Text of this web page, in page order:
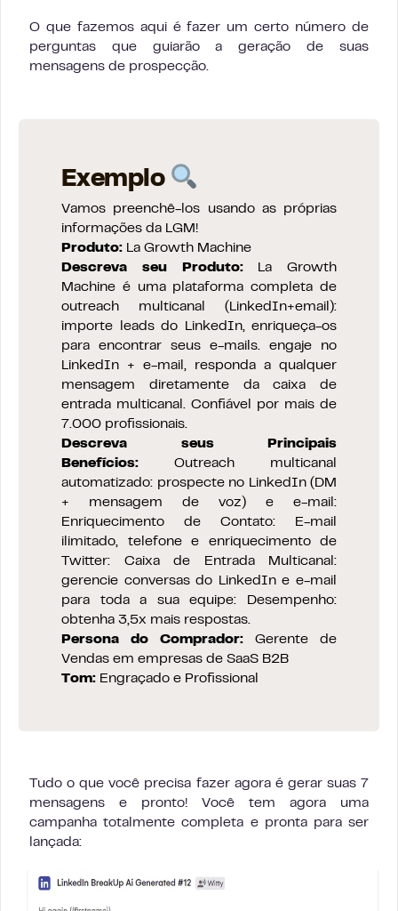
O que fazemos aqui é fazer um certo número de
perguntas que guiarão a geração de suas
mensagens de prospecção.
Exemplo
Vamos preenchê-los usando as próprias
informações da LGM!
Produto: La Growth Machine
Descreva seu Produto:
La Growth
Machine é uma plataforma completa de
outreach multicanal (LinkedIn+email):
importe leads do LinkedIn, enriqueça-os
para encontrar seus e-mails. engaje no
LinkedIn + e-mail, responda a qualquer
mensagem diretamente da caixa de
entrada multicanal. Confiável por mais de
7.000 profissionais.
Descreva seus Principais
Benefícios: Outreach multicanal
automatizado: prospecte no LinkedIn (DM
+ mensagem de voz) e e-mail:
Enriquecimento de Contato: E-mail
ilimitado, telefone e enriquecimento de
Twitter: Caixa de Entrada Multicanal:
gerencie conversas do LinkedIn e e-mail
para toda a sua equipe: Desempenho:
obtenha 3,5x mais respostas.
Persona do Comprador: Gerente de
Vendas em empresas de SaaS B2B
Tom: Engraçado e Profissional
Tudo o que você precisa fazer agora é gerar suas 7
mensagens e pronto! Você tem agora uma
campanha totalmente completa e pronta para ser
lançada: